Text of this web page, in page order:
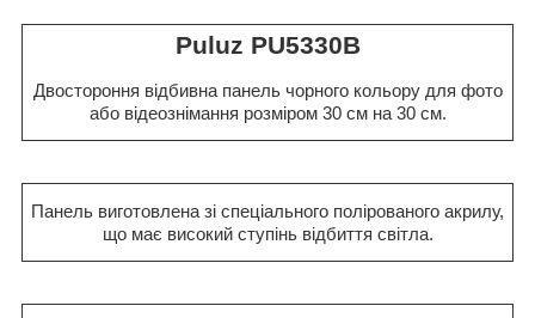
Puluz PU5330B
Двостороння відбивна панель чорного кольору для фото
або відеознімання розміром 30 см на 30 см.
Панель виготовлена зі спеціального полірованого акрилу,
що має високий ступінь відбиття світла.